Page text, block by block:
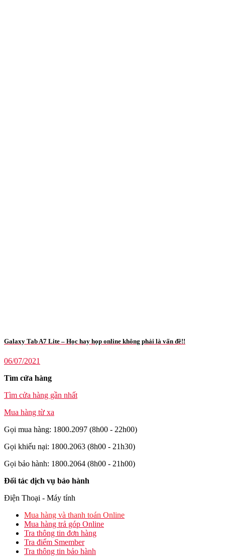
Galaxy Tab A7 Lite – Học hay họp online không phải là vấn đề!!
06/07/2021
Tìm cửa hàng
Tìm cửa hàng gần nhất
Mua hàng từ xa
Gọi mua hàng: 1800.2097 (8h00 - 22h00)
Gọi khiếu nại: 1800.2063 (8h00 - 21h30)
Gọi bảo hành: 1800.2064 (8h00 - 21h00)
Đối tác dịch vụ bảo hành
Điện Thoại - Máy tính
Mua hàng và thanh toán Online
Mua hàng trả góp Online
Tra thông tin đơn hàng
Tra điểm Smember
Tra thông tin bảo hành